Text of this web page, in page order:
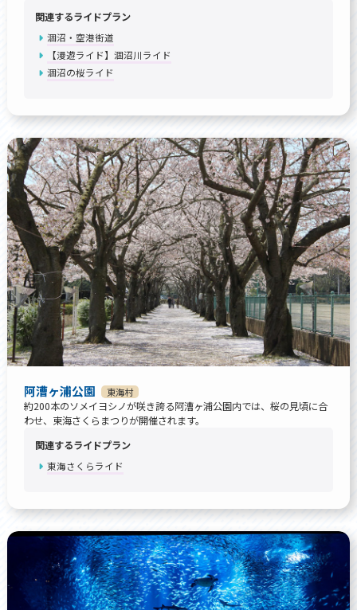
関連するライドプラン
涸沼・空港街道
【漫遊ライド】涸沼川ライド
涸沼の桜ライド
阿漕ヶ浦公園 東海村
約200本のソメイヨシノが咲き誇る阿漕ヶ浦公園内では、桜の見頃に合
わせ、東海さくらまつりが開催されます。
関連するライドプラン
東海さくらライド